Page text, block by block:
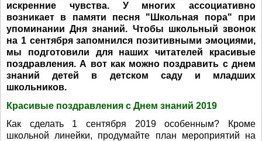
искренние чувства. У многих ассоциативно
возникает в памяти песня "Школьная пора" при
упоминании Дня знаний. Чтобы школьный звонок
на 1 сентября запомнился позитивными эмоциями,
мы подготовили для наших читателей красивые
поздравления. А вот как можно поздравить с днем
знаний детей в детском саду и младших
школьников.
Красивые поздравления с Днем знаний 2019
Как сделать 1 сентября 2019 особенным? Кроме
школьной линейки, продумайте план мероприятий на